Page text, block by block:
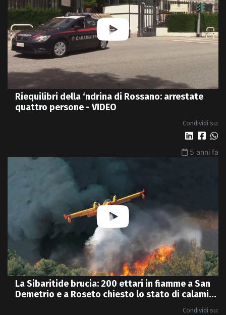
Riequilibri della ‘ndrina di Rossano: arrestate
quattro persone - VIDEO
Condividi su:
5 anni fa
La Sibaritide brucia: 200 ettari in fiamme a San
Demetrio e a Roseto chiesto lo stato di calamità
Condividi su: